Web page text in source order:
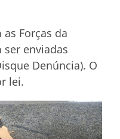
Forças da
ser enviadas
Denúncia). O
lei.